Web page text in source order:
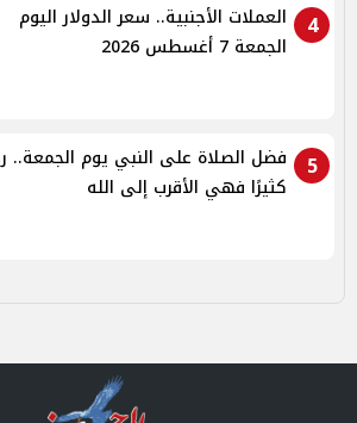
4
العملات الأجنبية.. سعر الدولار اليوم
الجمعة 7 أغسطس 2026
5
فضل الصلاة على النبي يوم الجمعة..
كثيرًا فهي الأقرب إلى الله